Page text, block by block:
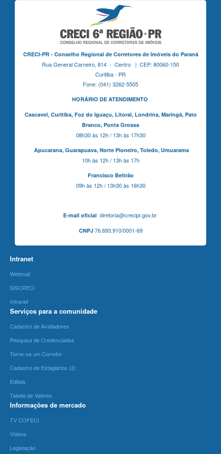
CRECI-PR - Conselho Regional de Corretores de Imóveis do Paraná
Rua General Carneiro, 814 - Centro | CEP: 80060-150
Curitiba - PR
Fone: (041) 3262-5505
HORÁRIO DE ATENDIMENTO
Cascavel, Curitiba,Foz do Iguaçu, Litoral, Londrina, Maringá, Pato
Branco, Ponta Grossa
08h30 às 12h / 13h às 17h30
Apucarana, Guarapuava, Norte Pioneiro, Toledo, Umuarama
10h às 12h / 13h às 17h
Francisco Beltrão
09h às 12h / 13h30 às 16h30
E-mail oficialdiretoria@crecipr.gov.br
CNPJ76.693.910/0001-69
Intranet
Webmail
SISCRECI
Intranet
Serviços para a comunidade
Cadastro de Avaliadores
Pesquisa de Credenciados
Torne-se um Corretor
Cadastro de Estagiários (2)
Editais
Tabela de Valores
Informações de mercado
TV COFECI
Vídeos
Legislação